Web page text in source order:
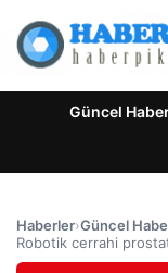
Güncel
Haberler›Güncel
Robotik cerrahi